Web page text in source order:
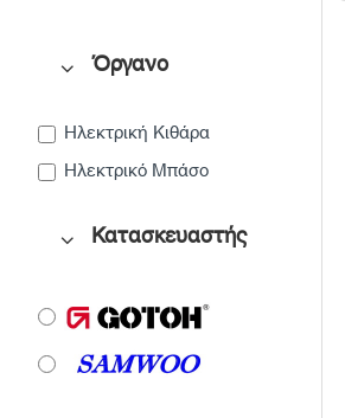
Όργανο
Ηλεκτρική Κιθάρα
Ηλεκτρικό Μπάσο
Κατασκευαστής